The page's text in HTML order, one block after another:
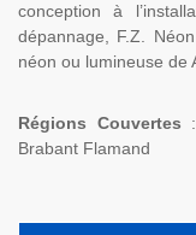
conception à
dépannage, F.Z.
néon ou lumineuse de
Régions Couvertes
Brabant Flamand